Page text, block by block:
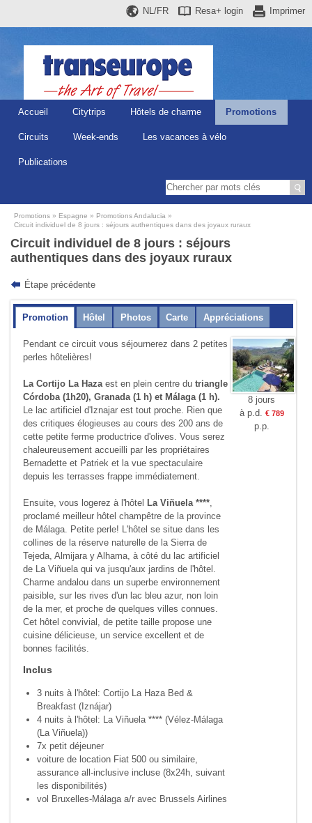
Imprimer
Resa+ login
NL/FR
Accueil Citytrips Hôtels de charme Promotions
Circuits Week-ends Les vacances à vélo
Publications
Promotions Espagne
Promotions Andalucia
Circuit individuel de 8 jours : séjours authentiques dans des joyaux ruraux
Circuit individuel de 8 jours : séjours
authentiques dans des joyaux ruraux
Étape précédente
Promotion Hôtel Photos Carte Appréciations
Pendant ce circuit vous séjournerez dans 2 petites
perles hôtelières!
La Cortijo La Hazaest en plein centre du triangle
Córdoba (1h20), Granada (1 h) et Málaga (1 h).
Le lac artificiel d'Iznajar est tout proche. Rien que
des critiques élogieuses au cours des 200 ans de
cette petite ferme productrice d'olives. Vous serez
chaleureusement accueilli par les propriétaires
Bernadette et Patriek et la vue spectaculaire
depuis les terrasses frappe immédiatement.
Ensuite, vous logerez à l'hôtel La Viñuela ****,
proclamé meilleur hôtel champêtre de la province
de Málaga. Petite perle! L'hôtel se situe dans les
collines de la réserve naturelle de la Sierra de
Tejeda, Almijara y Alhama, à côté du lac artificiel
de La Viñuela qui va jusqu'aux jardins de l'hôtel.
Charme andalou dans un superbe environnement
paisible, sur les rives d'un lac bleu azur, non loin
de la mer, et proche de quelques villes con­nues.
Cet hôtel convivial, de petite taille propose une
cuisine délicieuse, un service excel­lent et de
bonnes facilités.
Inclus
3 nuits à l'hôtel: Cortijo La Haza Bed &
Breakfast (Iznájar)
4 nuits à l'hôtel: La Viñuela **** (Vélez-Málaga
(La Viñuela))
7x petit déjeuner
voiture de location Fiat 500 ou similaire,
assurance all-inclusive incluse (8x24h, suivant
les disponibilités)
vol Bruxelles-Málaga a/r avec Brussels Airlines
8 jours
à p.d.
€ 789
p.p.